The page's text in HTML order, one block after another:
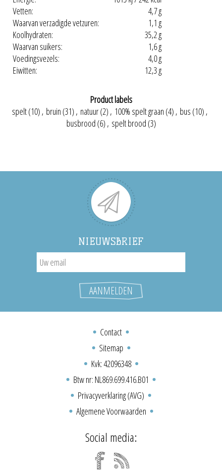
Vetten:
4,7 g
Waarvan verzadigde vetzuren:
1,1 g
Koolhydraten:
35,2 g
Waarvan suikers:
1,6 g
Voedingsvezels:
4,0 g
Eiwitten:
12,3 g
Product labels
spelt(10) , bruin (31) , natuur(2) , 100% spelt graan (4) , bus (10) ,
busbrood (6) , spelt brood (3)
NIEUWSBRIEF
Contact
Sitemap
Kvk: 42096348
Btw nr: NL869.699.416.B01
Privacyverklaring (AVG)
Algemene Voorwaarden
Social media: